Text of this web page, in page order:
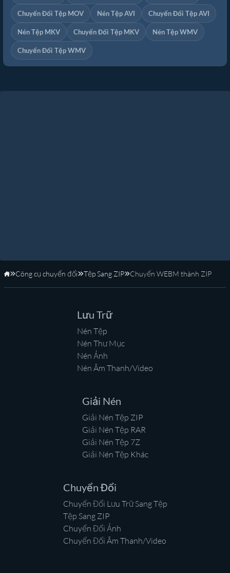
Chuyển Đổi Tệp MOV Nén Tệp AVI Chuyển Đổi Tệp AVI
Nén Tệp MKV Chuyển Đổi Tệp MKV Nén Tệp WMV
Chuyển Đổi Tệp WMV
Trang Chủ
Công cụ chuyển đổi Tệp Sang ZIP Chuyển WEBM thành ZIP
Lưu Trữ
Nén Tệp
Nén Thư Mục
Nén Ảnh
Nén Âm Thanh/Video
Giải Nén
Giải Nén Tệp ZIP
Giải Nén Tệp RAR
Giải Nén Tệp 7Z
Giải Nén Tệp Khác
Chuyển Đổi
Chuyển Đổi Lưu Trữ Sang Tệp
Tệp Sang ZIP
Chuyển Đổi Ảnh
Chuyển Đổi Âm Thanh/Video